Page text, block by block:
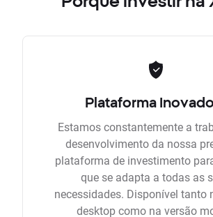
Plataforma
Estamos constantemente a
desenvolvimento da nossa
plataforma de investimento
que se adapta a todas as
necessidades. Disponível tanto
desktop como na versão